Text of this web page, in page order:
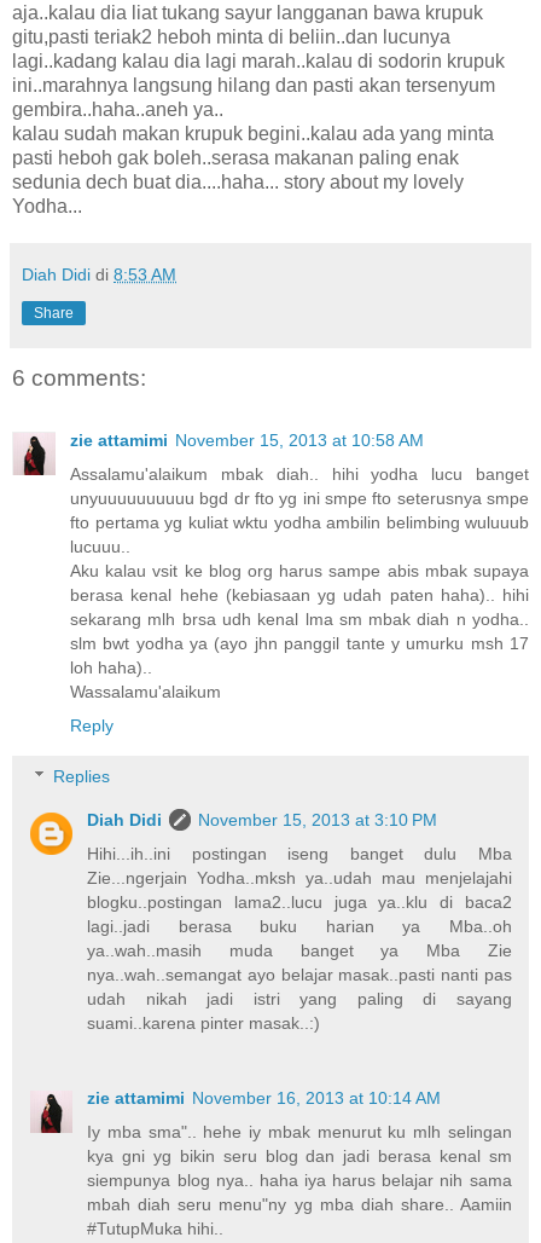
aja..kalau dia liat tukang sayur langganan bawa krupuk
gitu,pasti teriak2 heboh minta di beliin..dan lucunya
lagi..kadang kalau dia lagi marah..kalau di sodorin krupuk
ini..marahnya langsung hilang dan pasti akan tersenyum
gembira..haha..aneh ya..
kalau sudah makan krupuk begini..kalau ada yang minta
pasti heboh gak boleh..serasa makanan paling enak
sedunia dech buat dia....haha... story about my lovely
Yodha...
Diah Didi di 8:53 AM
Share
6 comments:
zie attamimi November 15, 2013 at 10:58 AM
Assalamu'alaikum mbak diah.. hihi yodha lucu banget
unyuuuuuuuuuu bgd dr fto yg ini smpe fto seterusnya smpe
fto pertama yg kuliat wktu yodha ambilin belimbing wuluuub
lucuuu..
Aku kalau vsit ke blog org harus sampe abis mbak supaya
berasa kenal hehe (kebiasaan yg udah paten haha).. hihi
sekarang mlh brsa udh kenal lma sm mbak diah n yodha..
slm bwt yodha ya (ayo jhn panggil tante y umurku msh 17
loh haha)..
Wassalamu'alaikum
Reply
Replies
Diah Didi
November 15, 2013 at 3:10 PM
Hihi...ih..ini postingan iseng banget dulu Mba
Zie...ngerjain Yodha..mksh ya..udah mau menjelajahi
blogku..postingan lama2..lucu juga ya..klu di baca2
lagi..jadi berasa buku harian ya Mba..oh
ya..wah..masih muda banget ya Mba Zie
nya..wah..semangat ayo belajar masak..pasti nanti pas
udah nikah jadi istri yang paling di sayang
suami..karena pinter masak..:)
zie attamimi November 16, 2013 at 10:14 AM
Iy mba sma".. hehe iy mbak menurut ku mlh selingan
kya gni yg bikin seru blog dan jadi berasa kenal sm
siempunya blog nya.. haha iya harus belajar nih sama
mbah diah seru menu"ny yg mba diah share.. Aamiin
#TutupMuka hihi..